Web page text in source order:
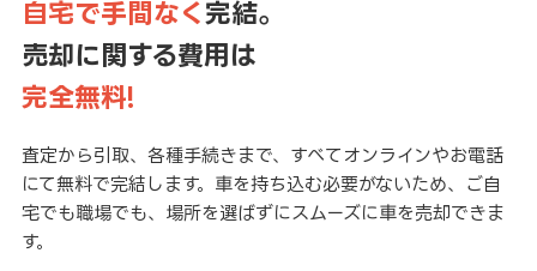
自宅で手間なく 完結。
売却に関する費用は
完全無料!
査定から引取、各種手続きまで、すべてオンラインやお電話
にて無料で完結します。車を持ち込む必要がないため、ご自
宅でも職場でも、場所を選ばずにスムーズに車を売却できま
す。